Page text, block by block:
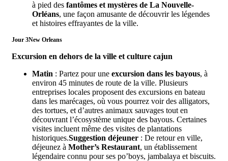
à pied des fantômes et mystères de La Nouvelle-
Orléans, une façon amusante de découvrir les légendes
et histoires effrayantes de la ville.
Jour 3New Orleans
Excursion en dehors de la ville et culture cajun
Matin : Partez pour une excursion dans les bayous, à
environ 45 minutes de route de la ville. Plusieurs
entreprises locales proposent des excursions en bateau
dans les marécages, où vous pourrez voir des alligators,
des tortues, et d’autres animaux sauvages tout en
découvrant l’écosystème unique des bayous. Certaines
visites incluent même des visites de plantations
historiques.Suggestion déjeuner : De retour en ville,
déjeunez à Mother’s Restaurant, un établissement
légendaire connu pour ses po’boys, jambalaya et biscuits.